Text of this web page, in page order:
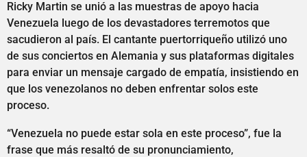
Ricky Martin se unió a las muestras de apoyo hacia
Venezuela luego de los devastadores terremotos que
sacudieron al país. El cantante puertorriqueño utilizó uno
de sus conciertos en Alemania y sus plataformas digitales
para enviar un mensaje cargado de empatía, insistiendo en
que los venezolanos no deben enfrentar solos este
proceso.
“Venezuela no puede estar sola en este proceso”, fue la
frase que más resaltó de su pronunciamiento,